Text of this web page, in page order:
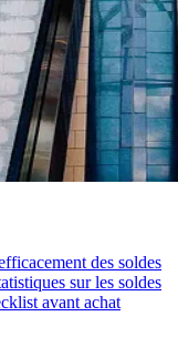
des soldes
sur les soldes
avant achat